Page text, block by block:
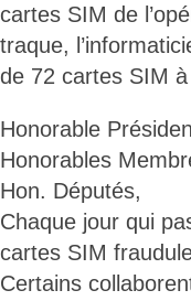
cartes SIM de
traque,
de 72 cartes SIM
Honorable
Honorables
Hon. Députés,
Chaque jour qui
cartes SIM
Certains